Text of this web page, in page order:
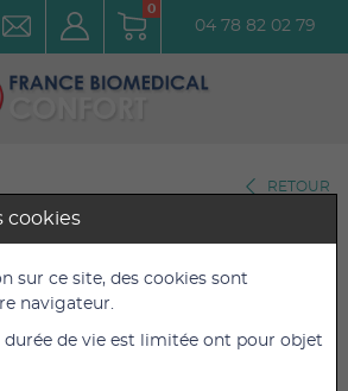
0
04 78 82 02 79
RETOUR
double pavillon
cookies
sur ce site, des cookies sont
navigateur.
durée de vie est limitée ont pour objet